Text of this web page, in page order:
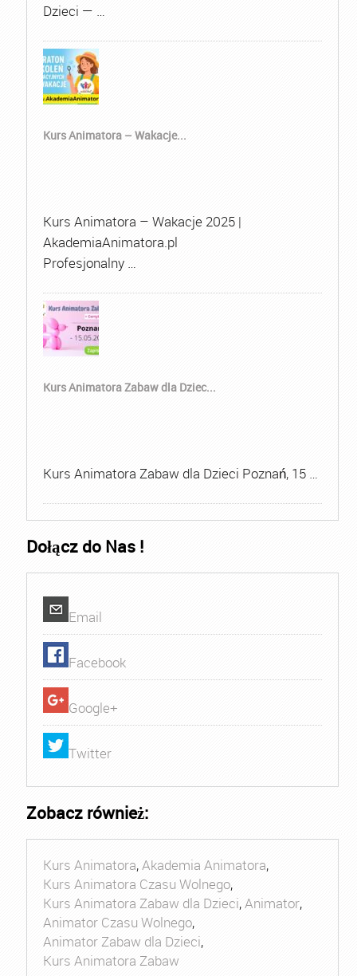
Dzieci — …
Kurs Animatora – Wakacje...
Kurs Animatora – Wakacje 2025 |
AkademiaAnimatora.pl
Profesjonalny …
Kurs Animatora Zabaw dla Dziec...
Kurs Animatora Zabaw dla Dzieci Poznań, 15 …
Dołącz do Nas !
Email
Facebook
Google+
Twitter
Zobacz również:
Kurs Animatora,Akademia Animatora,
Kurs Animatora Czasu Wolnego,
Kurs Animatora Zabaw dla Dzieci,Animator,
Animator Czasu Wolnego,
Animator Zabaw dla Dzieci,
Kurs Animatora Zabaw